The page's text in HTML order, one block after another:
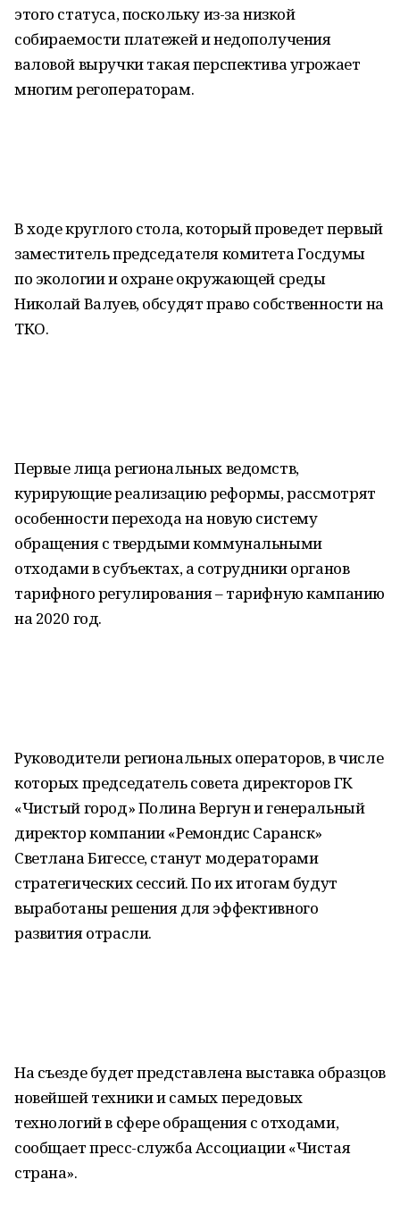
этого статуса, поскольку из-за низкой
собираемости платежей и недополучения
валовой выручки такая перспектива угрожает
многим регоператорам.
В ходе круглого стола, который проведет первый
заместитель председателя комитета Госдумы
по экологии и охране окружающей среды
Николай Валуев, обсудят право собственности на
ТКО.
Первые лица региональных ведомств,
курирующие реализацию реформы, рассмотрят
особенности перехода на новую систему
обращения с твердыми коммунальными
отходами в субъектах, а сотрудники органов
тарифного регулирования – тарифную кампанию
на 2020 год.
Руководители региональных операторов, в числе
которых председатель совета директоров ГК
«Чистый город» Полина Вергун и генеральный
директор компании «Ремондис Саранск»
Светлана Бигессе, станут модераторами
стратегических сессий. По их итогам будут
выработаны решения для эффективного
развития отрасли.
На съезде будет представлена выставка образцов
новейшей техники и самых передовых
технологий в сфере обращения с отходами,
сообщает пресс-служба Ассоциации «Чистая
страна».